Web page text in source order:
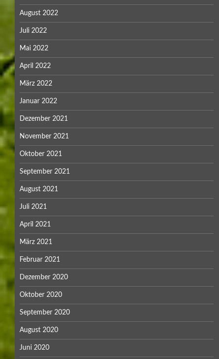
August 2022
Juli 2022
Mai 2022
April 2022
März 2022
Januar 2022
Dezember 2021
November 2021
Oktober 2021
September 2021
August 2021
Juli 2021
April 2021
März 2021
Februar 2021
Dezember 2020
Oktober 2020
September 2020
August 2020
Juni 2020